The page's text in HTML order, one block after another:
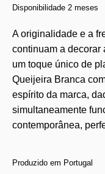
Disponibilidade 2 meses
A originalidade e a
continuam a decorar
um toque único de
Queijeira Branca
espírito da marca,
simultaneamente
contemporânea,
Produzido em Portugal